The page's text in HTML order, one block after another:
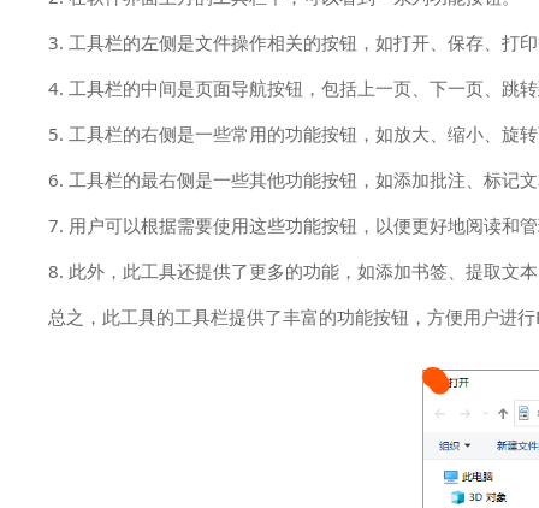
3. 工具栏的左侧是文件操作相关的按钮，如打开、保存、打
4. 工具栏的中间是页面导航按钮，包括上一页、下一页、跳
5. 工具栏的右侧是一些常用的功能按钮，如放大、缩小、旋
6. 工具栏的最右侧是一些其他功能按钮，如添加批注、标记
7. 用户可以根据需要使用这些功能按钮，以便更好地阅读和
8. 此外，此工具还提供了更多的功能，如添加书签、提取文
总之，此工具的工具栏提供了丰富的功能按钮，方便用户进